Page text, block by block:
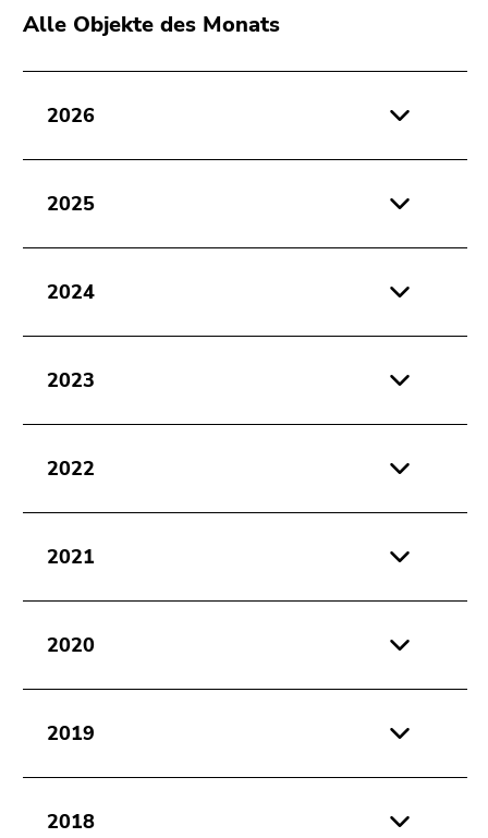
Alle Objekte des Monats
2026
2025
2024
2023
2022
2021
2020
2019
2018